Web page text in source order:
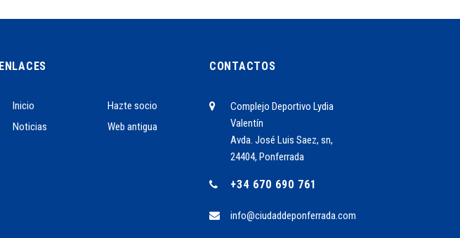
ENLACES
Inicio
Hazte socio
Noticias
Web antigua
CONTACTOS
Complejo Deportivo Lydia
Valentín
Avda. José Luis Saez, sn,
24404, Ponferrada
+34 670 690 761
info@ciudaddeponferrada.com